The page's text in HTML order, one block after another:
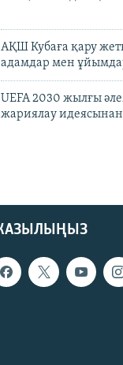
АҚШ Кубаға қару
адамдар мен
UEFA 2030 жылғы
жариялау